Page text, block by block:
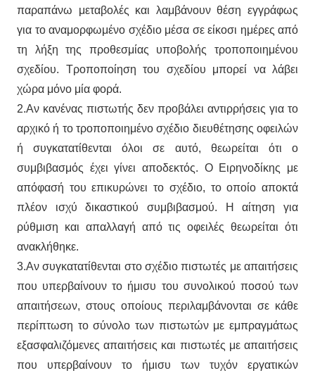
παραπάνω μεταβολές και λαμβάνουν θέση εγγράφως
για το αναμορφωμένο σχέδιο μέσα σε είκοσι ημέρες από
τη λήξη της προθεσμίας υποβολής τροποποιημένου
σχεδίου. Τροποποίηση του σχεδίου μπορεί να λάβει
χώρα μόνο μία φορά.
2.Αν κανένας πιστωτής δεν προβάλει αντιρρήσεις για το
αρχικό ή το τροποποιημένο σχέδιο διευθέτησης οφειλών
ή συγκατατίθενται όλοι σε αυτό, θεωρείται ότι ο
συμβιβασμός έχει γίνει αποδεκτός. Ο Ειρηνοδίκης με
απόφασή του επικυρώνει το σχέδιο, το οποίο αποκτά
πλέον ισχύ δικαστικού συμβιβασμού. Η αίτηση για
ρύθμιση και απαλλαγή από τις οφειλές θεωρείται ότι
ανακλήθηκε.
3.Αν συγκατατίθενται στο σχέδιο πιστωτές με απαιτήσεις
που υπερβαίνουν το ήμισυ του συνολικού ποσού των
απαιτήσεων, στους οποίους περιλαμβάνονται σε κάθε
περίπτωση το σύνολο των πιστωτών με εμπραγμάτως
εξασφαλιζόμενες απαιτήσεις και πιστωτές με απαιτήσεις
που υπερβαίνουν το ήμισυ των τυχόν εργατικών